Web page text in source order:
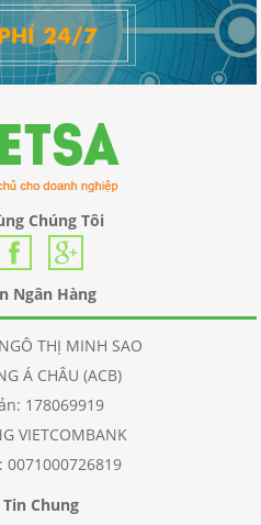
Chúng Tôi
Ngân Hàng
THỊ MINH SAO
Á CHÂU (ACB)
178069919
VIETCOMBANK
0071000726819
Chung